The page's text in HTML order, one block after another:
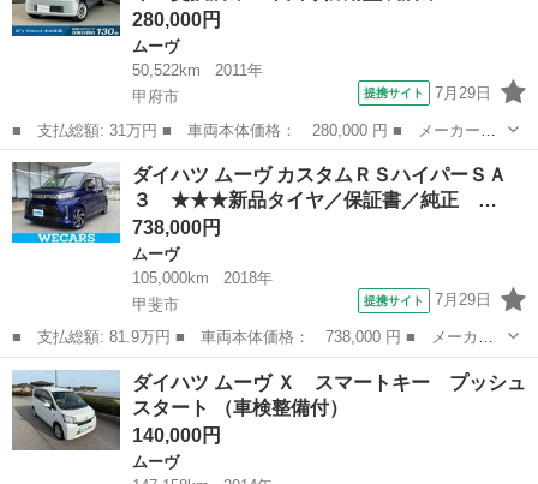
280,000円
ムーヴ
50,522km
2011年
甲府市
提携サイト 7月29日
■ 支払総額: 31万円 ■ 車両本体価格： 280,000 円 ■ メーカー
名： ダイハツ ■ 車種名： ムーヴコンテ ■ グレード名： Ｘ
＋Ｓ エンジンオイル交換済み 下回り防錆塗装済み 車検Ｒ１０．
５ スマートキー...
山梨 甲府市 ムーヴ
ダイハツ ムーヴ カスタムＲＳハイパーＳＡ
３ ★★★新品タイヤ／保証書／純正 …
738,000円
ムーヴ
105,000km
2018年
甲斐市
提携サイト 7月29日
■ 支払総額: 81.9万円 ■ 車両本体価格： 738,000 円 ■ メーカー
名： ダイハツ ■ 車種名： ムーヴ ■ グレード名： カスタムＲ
ＳハイパーＳＡ３ ★★★新品タイヤ／保証書／純正 ＳＤナビ／衝
突安全装置／...
山梨 甲斐市 ムーヴ
ダイハツ ムーヴ Ｘ スマートキー プッシュ
スタート （車検整備付）
140,000円
ムーヴ